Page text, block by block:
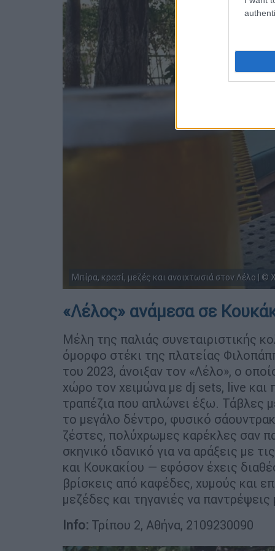
Μπίρα, κρασί, μεζές και ανοιχτωσιά στον Λέλο | ©
«Λέλος» ανάμεσα σε
Μέλη της παλιάς συνεταιριστικής
όμορφο στέκι της πλατείας
του 2023, άνοιξαν τον «Λέλο», ο
χώρο τον χειμώνα με dj sets, live και
τραπέζια που απλώνει έξω. Τάβλες
το μεγάλο δέντρο, φυσικό
ζέστες, πολύχρωμες καρέκλες σαν
σκηνικό ιδανικό για να αράξεις με
και Κουκακίου — εφόσον έχεις
βρίσκεις από καφέδες, χυμούς και
μεζέδες και τηγανιές να
Info: Τρίπου 2, Αθήνα, 2109230090